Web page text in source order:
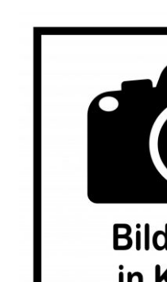
Versandarten
Zahlungsarten